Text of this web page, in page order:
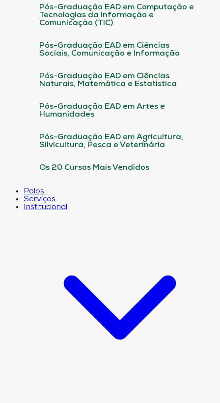
Pós-Graduação EAD em Computação e
Tecnologias da informação e
Comunicação (TIC)
Pós-Graduação EAD em Ciências
Sociais, Comunicação e Informação
Pós-Graduação EAD em Ciências
Naturais, Matemática e Estatística
Pós-Graduação EAD em Artes e
Humanidades
Pós-Graduação EAD em Agricultura,
Silvicultura, Pesca e Veterinária
Os 20 Cursos Mais Vendidos
Polos
Serviços
Institucional